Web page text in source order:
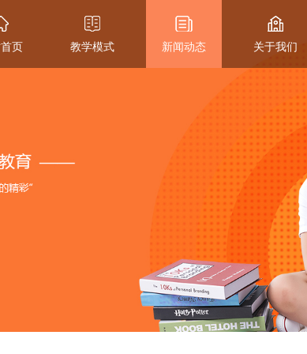
页 教学模式 新闻动态 关于我们